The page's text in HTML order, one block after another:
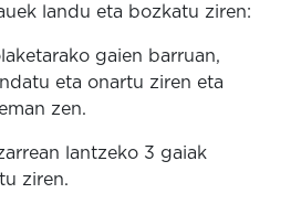
landu eta bozkatu ziren:
gaien barruan,
eta onartu ziren eta
zen.
lantzeko 3 gaiak
ziren.